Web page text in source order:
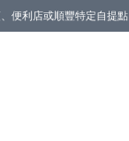
便利店或順豐特定自提點